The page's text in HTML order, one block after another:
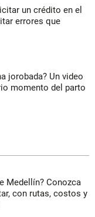
un crédito en el
errores que
jorobada? Un video
momento del parto
Medellín? Conozca
con rutas, costos y